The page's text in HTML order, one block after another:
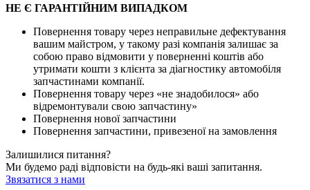
НЕ Є ГАРАНТІЙНИМ ВИПАДКОМ
Повернення товару через неправильне дефектування
вашим майстром, у такому разі компанія залишає за
собою право відмовити у поверненні коштів або
утримати кошти з клієнта за діагностику автомобіля
запчастинами компанії.
Повернення товару через «не знадобилося» або
відремонтували свою запчастину»
Повернення нової запчастини
Повернення запчастини, привезеної на замовлення
Залишилися питання?
Ми будемо раді відповісти на будь-які ваші запитання.
Звязатися з нами